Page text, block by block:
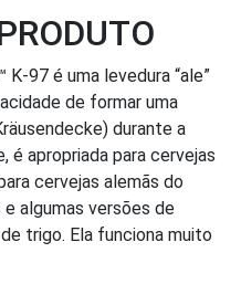
97 é uma levedura “ale”
de formar uma
durante a
é apropriada para cervejas
cervejas alemãs do
algumas versões de
trigo. Ela funciona muito